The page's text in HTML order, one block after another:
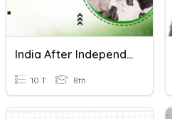
India After Independence
10 T 8th